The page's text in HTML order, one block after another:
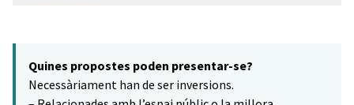
−
Quines propostes poden presentar-se?
Necessàriament han de ser inversions.